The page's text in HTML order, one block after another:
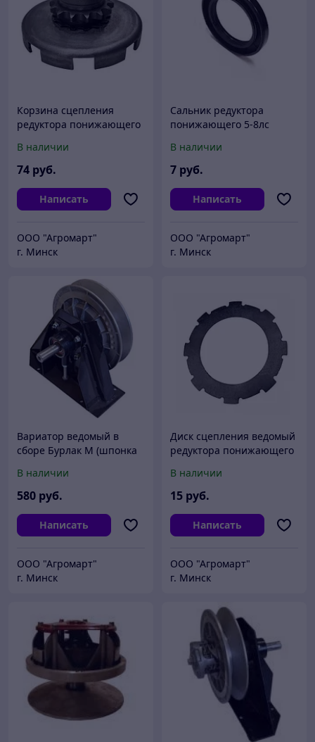
Корзина сцепления
редуктора понижающего
В наличии
74 руб.
Написать
ООО "Агромарт"
г. Минск
Сальник редуктора
понижающего 5-8лс
В наличии
7 руб.
Написать
ООО "Агромарт"
г. Минск
Вариатор ведомый в
сборе Бурлак М (шпонка
В наличии
580 руб.
Написать
ООО "Агромарт"
г. Минск
Диск сцепления ведомый
редуктора понижающего
В наличии
15 руб.
Написать
ООО "Агромарт"
г. Минск